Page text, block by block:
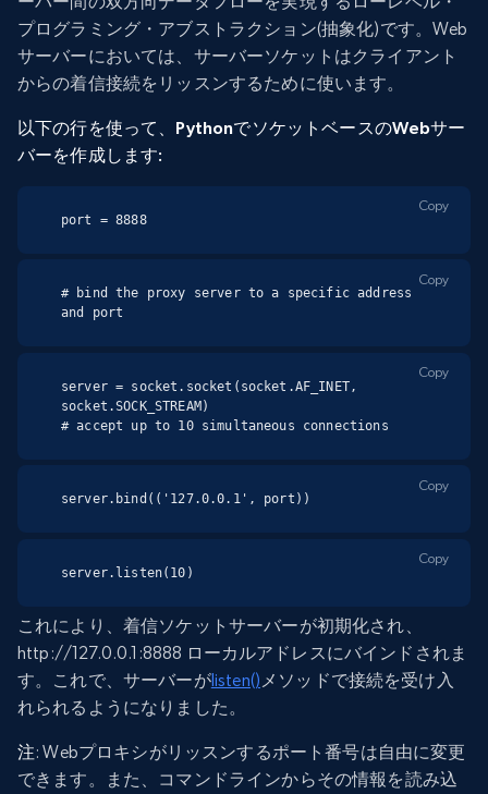
プログラミング・アブストラクション(抽象化)です。Web
サーバーにおいては、サーバーソケットはクライアント
からの着信接続をリッスンするために使います。
以下の行を使って、PythonでソケットベースのWebサー
バーを作成します:
port = 8888
Copy
# bind the proxy server to a specific address
and port
Copy
server = socket.socket(socket.AF_INET,
socket.SOCK_STREAM)
# accept up to 10 simultaneous connections
Copy
server.bind(('127.0.0.1', port))
Copy
server.listen(10)
Copy
これにより、着信ソケットサーバーが初期化され、
http://127.0.0.1:8888 ローカルアドレスにバインドされま
す。これで、サーバーがlisten()メソッドで接続を受け入
れられるようになりました。
注: Webプロキシがリッスンするポート番号は自由に変更
できます。また、コマンドラインからその情報を読み込